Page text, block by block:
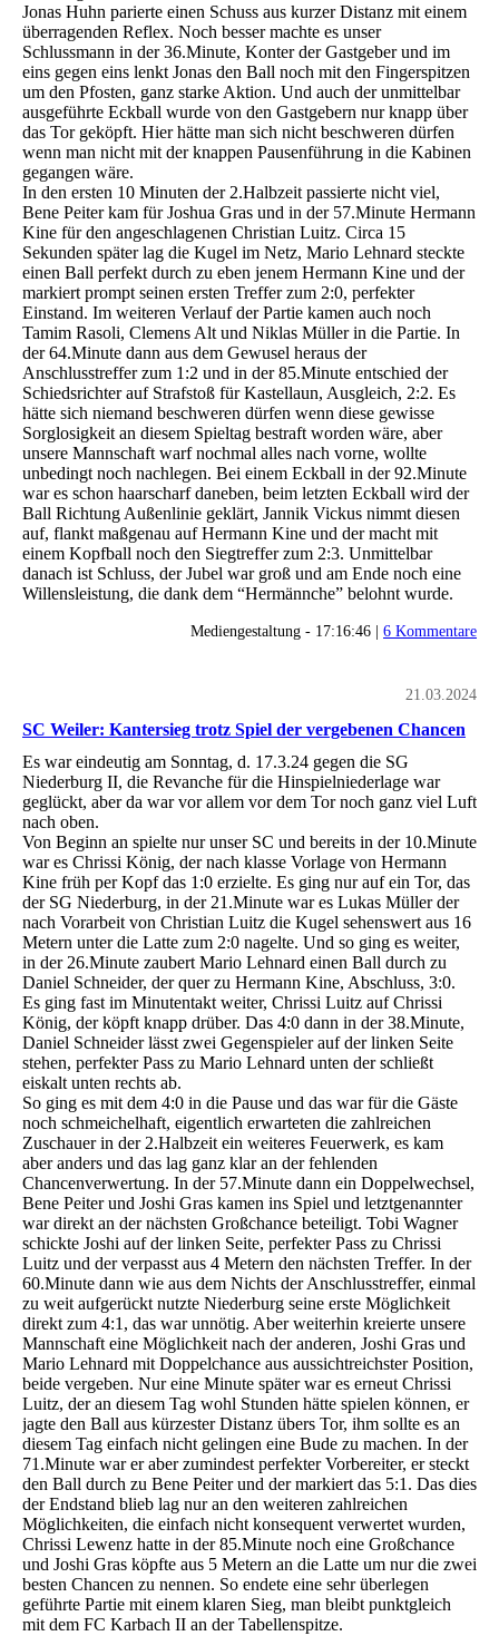
Jonas Huhn parierte einen Schuss aus kurzer Distanz mit einem
überragenden Reflex. Noch besser machte es unser
Schlussmann in der 36.Minute, Konter der Gastgeber und im
eins gegen eins lenkt Jonas den Ball noch mit den Fingerspitzen
um den Pfosten, ganz starke Aktion. Und auch der unmittelbar
ausgeführte Eckball wurde von den Gastgebern nur knapp über
das Tor geköpft. Hier hätte man sich nicht beschweren dürfen
wenn man nicht mit der knappen Pausenführung in die Kabinen
gegangen wäre.
In den ersten 10 Minuten der 2.Halbzeit passierte nicht viel,
Bene Peiter kam für Joshua Gras und in der 57.Minute Hermann
Kine für den angeschlagenen Christian Luitz. Circa 15
Sekunden später lag die Kugel im Netz, Mario Lehnard steckte
einen Ball perfekt durch zu eben jenem Hermann Kine und der
markiert prompt seinen ersten Treffer zum 2:0, perfekter
Einstand. Im weiteren Verlauf der Partie kamen auch noch
Tamim Rasoli, Clemens Alt und Niklas Müller in die Partie. In
der 64.Minute dann aus dem Gewusel heraus der
Anschlusstreffer zum 1:2 und in der 85.Minute entschied der
Schiedsrichter auf Strafstoß für Kastellaun, Ausgleich, 2:2. Es
hätte sich niemand beschweren dürfen wenn diese gewisse
Sorglosigkeit an diesem Spieltag bestraft worden wäre, aber
unsere Mannschaft warf nochmal alles nach vorne, wollte
unbedingt noch nachlegen. Bei einem Eckball in der 92.Minute
war es schon haarscharf daneben, beim letzten Eckball wird der
Ball Richtung Außenlinie geklärt, Jannik Vickus nimmt diesen
auf, flankt maßgenau auf Hermann Kine und der macht mit
einem Kopfball noch den Siegtreffer zum 2:3. Unmittelbar
danach ist Schluss, der Jubel war groß und am Ende noch eine
Willensleistung, die dank dem “Hermännche” belohnt wurde.
Mediengestaltung - 17:16:46 | 6 Kommentare
21.03.2024
SC Weiler: Kantersieg trotz Spiel der vergebenen Chancen
Es war eindeutig am Sonntag, d. 17.3.24 gegen die SG
Niederburg II, die Revanche für die Hinspielniederlage war
geglückt, aber da war vor allem vor dem Tor noch ganz viel Luft
nach oben.
Von Beginn an spielte nur unser SC und bereits in der 10.Minute
war es Chrissi König, der nach klasse Vorlage von Hermann
Kine früh per Kopf das 1:0 erzielte. Es ging nur auf ein Tor, das
der SG Niederburg, in der 21.Minute war es Lukas Müller der
nach Vorarbeit von Christian Luitz die Kugel sehenswert aus 16
Metern unter die Latte zum 2:0 nagelte. Und so ging es weiter,
in der 26.Minute zaubert Mario Lehnard einen Ball durch zu
Daniel Schneider, der quer zu Hermann Kine, Abschluss, 3:0.
Es ging fast im Minutentakt weiter, Chrissi Luitz auf Chrissi
König, der köpft knapp drüber. Das 4:0 dann in der 38.Minute,
Daniel Schneider lässt zwei Gegenspieler auf der linken Seite
stehen, perfekter Pass zu Mario Lehnard unten der schließt
eiskalt unten rechts ab.
So ging es mit dem 4:0 in die Pause und das war für die Gäste
noch schmeichelhaft, eigentlich erwarteten die zahlreichen
Zuschauer in der 2.Halbzeit ein weiteres Feuerwerk, es kam
aber anders und das lag ganz klar an der fehlenden
Chancenverwertung. In der 57.Minute dann ein Doppelwechsel,
Bene Peiter und Joshi Gras kamen ins Spiel und letztgenannter
war direkt an der nächsten Großchance beteiligt. Tobi Wagner
schickte Joshi auf der linken Seite, perfekter Pass zu Chrissi
Luitz und der verpasst aus 4 Metern den nächsten Treffer. In der
60.Minute dann wie aus dem Nichts der Anschlusstreffer, einmal
zu weit aufgerückt nutzte Niederburg seine erste Möglichkeit
direkt zum 4:1, das war unnötig. Aber weiterhin kreierte unsere
Mannschaft eine Möglichkeit nach der anderen, Joshi Gras und
Mario Lehnard mit Doppelchance aus aussichtreichster Position,
beide vergeben. Nur eine Minute später war es erneut Chrissi
Luitz, der an diesem Tag wohl Stunden hätte spielen können, er
jagte den Ball aus kürzester Distanz übers Tor, ihm sollte es an
diesem Tag einfach nicht gelingen eine Bude zu machen. In der
71.Minute war er aber zumindest perfekter Vorbereiter, er steckt
den Ball durch zu Bene Peiter und der markiert das 5:1. Das dies
der Endstand blieb lag nur an den weiteren zahlreichen
Möglichkeiten, die einfach nicht konsequent verwertet wurden,
Chrissi Lewenz hatte in der 85.Minute noch eine Großchance
und Joshi Gras köpfte aus 5 Metern an die Latte um nur die zwei
besten Chancen zu nennen. So endete eine sehr überlegen
geführte Partie mit einem klaren Sieg, man bleibt punktgleich
mit dem FC Karbach II an der Tabellenspitze.